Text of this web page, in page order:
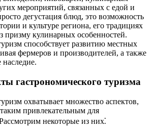
мероприятий, связанных с едой и
дегустация блюд, это возможность
и культуре региона, его традициях
призму кулинарных особенностей.
способствует развитию местных
фермеров и производителей, а также
наследие.
гастрономического туризма
охватывает множество аспектов,
привлекательным для
некоторые из них⁚